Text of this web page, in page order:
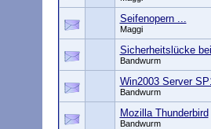
Seifenopern ...
Maggi
Sicherheitslücke
Bandwurm
Win2003 Server
Bandwurm
Mozilla Thunderbird
Bandwurm